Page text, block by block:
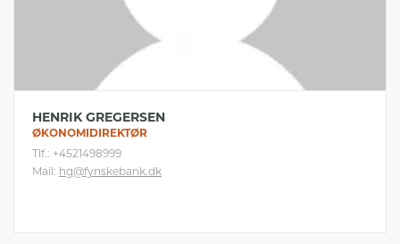
HENRIK GREGERSEN
ØKONOMIDIREKTØR
Tlf.: +4521498999
Mail: hg@fynskebank.dk